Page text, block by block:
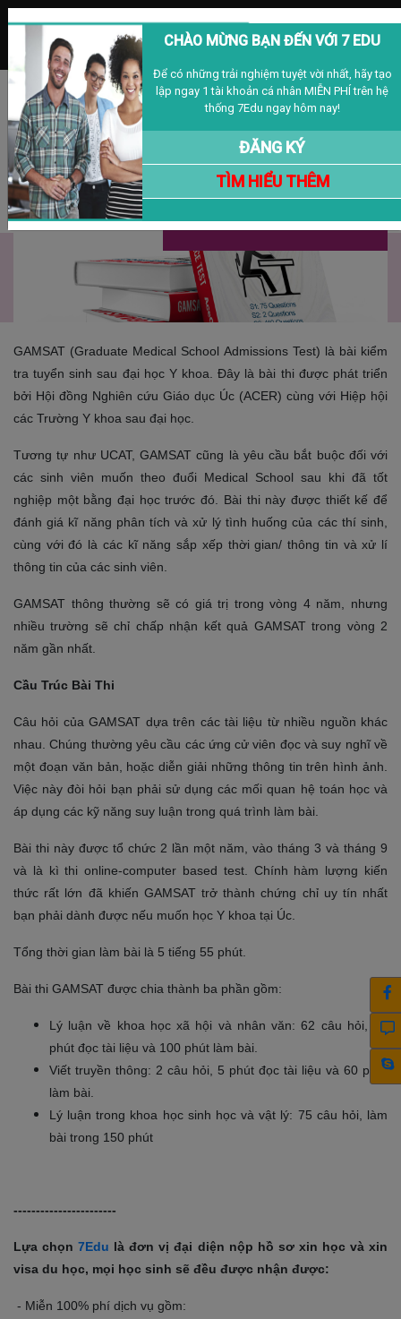
MENU
VIỆT NAM
Đăng nhập Đăng ký
Bài Thi GAMSAT Là Gì?
GAMSAT (Graduate Medical School Admissions Test) là bài kiểm
tra tuyển sinh sau đại học Y khoa. Đây là bài thi được phát triển
bởi Hội đồng Nghiên cứu Giáo dục Úc (ACER) cùng với Hiệp hội
các Trường Y khoa sau đại học.
Tương tự như UCAT, GAMSAT cũng là yêu cầu bắt buộc đối với
các sinh viên muốn theo đuổi Medical School sau khi đã tốt
nghiệp một bằng đại học trước đó. Bài thi này được thiết kế để
đánh giá kĩ năng phân tích và xử lý tình huống của các thí sinh,
cùng với đó là các kĩ năng sắp xếp thời gian/ thông tin và xử lí
thông tin của các sinh viên.
GAMSAT thông thường sẽ có giá trị trong vòng 4 năm, nhưng
nhiều trường sẽ chỉ chấp nhận kết quả GAMSAT trong vòng 2
năm gần nhất.
Cầu Trúc Bài Thi
Câu hỏi của GAMSAT dựa trên các tài liệu từ nhiều nguồn khác
nhau. Chúng thường yêu cầu các ứng cử viên đọc và suy nghĩ về
một đoạn văn bản, hoặc diễn giải những thông tin trên hình ảnh.
Việc này đòi hỏi bạn phải sử dụng các mối quan hệ toán học và
áp dụng các kỹ năng suy luận trong quá trình làm bài.
Bài thi này được tổ chức 2 lần một năm, vào tháng 3 và tháng 9
và là kì thi online-computer based test. Chính hàm lượng kiến
thức rất lớn đã khiến GAMSAT trở thành chứng chỉ uy tín nhất
bạn phải dành được nếu muốn học Y khoa tại Úc.
Tổng thời gian làm bài là 5 tiếng 55 phút.
Bài thi GAMSAT được chia thành ba phần gồm:
Lý luận về khoa học xã hội và nhân văn: 62 câu hỏi, 10
phút đọc tài liệu và 100 phút làm bài.
Viết truyền thông: 2 câu hỏi, 5 phút đọc tài liệu và 60 phút
làm bài.
Lý luận trong khoa học sinh học và vật lý: 75 câu hỏi, làm
bài trong 150 phút
-----------------------
Lựa chọn7Edu là đơn vị đại diện nộp hồ sơ xin học và xin
visa du học, mọi học sinh sẽ đều được nhận được:
- Miễn 100% phí dịch vụ gồm:
CHÀO MỪNG BẠN ĐẾN VỚI 7 EDU
Để có những trải nghiệm tuyệt vời nhất, hãy tạo
lập ngay 1 tài khoản cá nhân MIỄN PHÍ trên hệ
thống 7Edu ngay hôm nay!
ĐĂNG KÝ
TÌM HIỂU THÊM